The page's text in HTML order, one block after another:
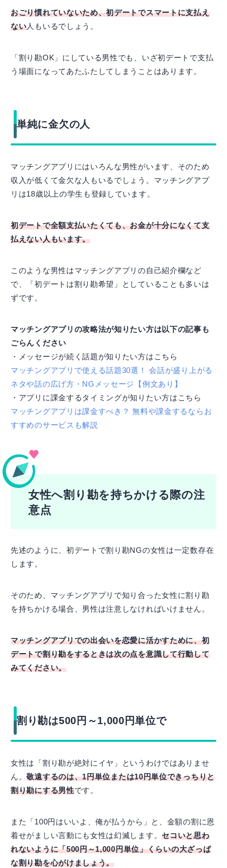
おごり慣れていないため、初デートでスマートに支払え
ない人もいるでしょう。
「割り勘OK」にしている男性でも、いざ初デートで支払
う場面になってあたふたしてしまうことはあります。
単純に金欠の人
マッチングアプリにはいろんな男性がいます、そのため
収入が低くて金欠な人もいるでしょう。マッチングアプ
リは18歳以上の学生も登録しています。
初デートで全額支払いたくても、お金が十分になくて支
払えない人もいます。
このような男性はマッチングアプリの自己紹介欄など
で、「初デートは割り勘希望」としていることも多いは
ずです。
マッチングアプリの攻略法が知りたい方は以下の記事も
ごらんください
・メッセージが続く話題が知りたい方はこちら
マッチングアプリで使える話題30選！ 会話が盛り上がる
ネタや話の広げ方・NGメッセージ【例文あり】
・アプリに課金するタイミングが知りたい方はこちら
マッチングアプリは課金すべき？ 無料や課金するならお
すすめのサービスも解説
女性へ割り勘を持ちかける際の注
意点
先述のように、初デートで割り勘NGの女性は一定数存在
します。
そのため、マッチングアプリで知り合った女性に割り勘
を持ちかける場合、男性は注意しなければいけません。
マッチングアプリでの出会いを恋愛に活かすために、初
デートで割り勘をするときは次の点を意識して行動して
みてください。
割り勘は500円～1,000円単位で
女性は「割り勘が絶対にイヤ」というわけではありませ
ん。敬遠するのは、1円単位または10円単位できっちりと
割り勘にする男性です。
また「100円はいいよ、俺が払うから」と、金額の割に恩
着せがましい言動にも女性は幻滅します。セコいと思わ
れないように「500円～1,000円単位」くらいの大ざっぱ
な割り勘を心がけましょう。